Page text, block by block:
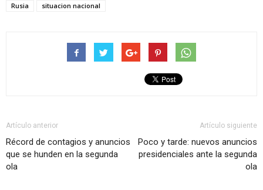
Rusia
situacion nacional
Artículo anterior
Récord de contagios y anuncios
que se hunden en la segunda
ola
Artículo siguiente
Poco y tarde: nuevos anuncios
presidenciales ante la segunda
ola